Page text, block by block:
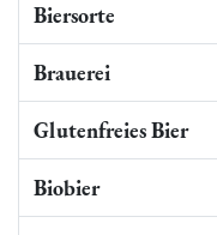
Biersorte
Brauerei
Glutenfreies Bier
Biobier